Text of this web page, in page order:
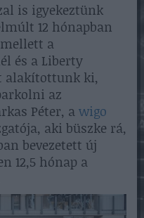
is igyekeztünk
12 hónapban
a
és a Liberty
alakítottunk ki,
az
Péter, awigo
aki büszke rá,
bevezetett új
12,5 hónap a